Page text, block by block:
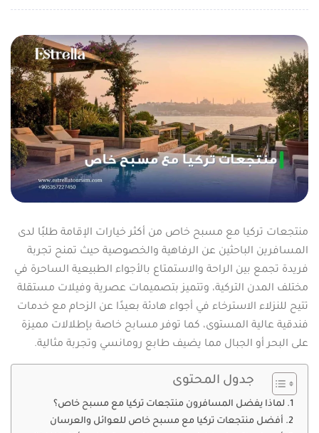
منتجعات تركيا مع مسبح خاص من أكثر خيارات الإقامة طلبًا لدى
المسافرين الباحثين عن الرفاهية والخصوصية حيث تمنح تجربة
فريدة تجمع بين الراحة والاستمتاع بالأجواء الطبيعية الساحرة في
مختلف المدن التركية، وتتميز بتصميمات عصرية وفيلات مستقلة
تتيح للنزلاء الاسترخاء في أجواء هادئة بعيدًا عن الزحام مع خدمات
فندقية عالية المستوى، كما توفر مسابح خاصة بإطلالات مميزة
على البحر أو الجبال مما يضيف طابع رومانسي وتجربة مثالية.
جدول المحتوى
لماذا يفضل المسافرون منتجعات تركيا مع مسبح خاص؟
أفضل منتجعات تركيا مع مسبح خاص للعوائل والعرسان